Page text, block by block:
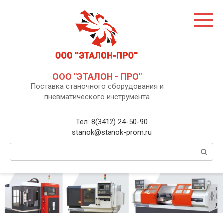
ООО "ЭТАЛОН - ПРО"
Поставка станочного оборудования и
пневматического инструмента
Тел. 8(3412) 24-50-90
stanok@stanok-prom.ru